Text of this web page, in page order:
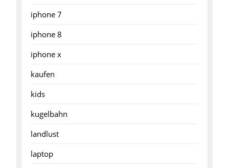
iphone 7
iphone 8
iphone x
kaufen
kids
kugelbahn
landlust
laptop